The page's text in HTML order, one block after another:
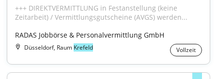
+++ DIREKTVERMITTLUNG in Festanstellung (keine
Zeitarbeit) / Vermittlungsgutscheine (AVGS) werden...
RADAS Jobbörse & Personalvermittlung GmbH
Düsseldorf, Raum Krefeld Vollzeit